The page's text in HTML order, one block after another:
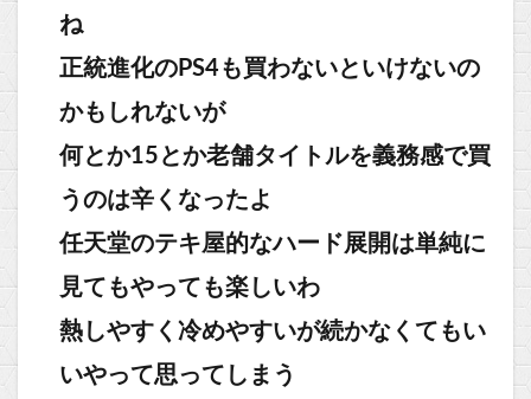
ね
正統進化のPS4も買わないといけないの
かもしれないが
何とか15とか老舗タイトルを義務感で買
うのは辛くなったよ
任天堂のテキ屋的なハード展開は単純に
見てもやっても楽しいわ
熱しやすく冷めやすいが続かなくてもい
いやって思ってしまう